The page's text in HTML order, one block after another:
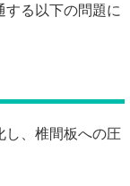
する以下の問題に
し、椎間板への圧